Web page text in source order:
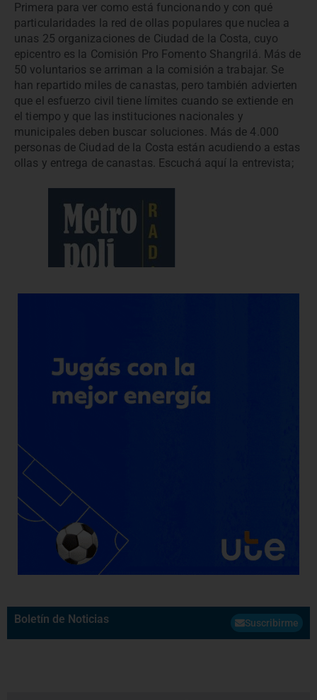
Primera para ver como está funcionando y con qué
particularidades la red de ollas populares que nuclea a
unas 25 organizaciones de Ciudad de la Costa, cuyo
epicentro es la Comisión Pro Fomento Shangrilá. Más de
50 voluntarios se arriman a la comisión a trabajar. Se
han repartido miles de canastas, pero también advierten
que el esfuerzo civil tiene límites cuando se extiende en
el tiempo y que las instituciones nacionales y
municipales deben buscar soluciones. Más de 4.000
personas de Ciudad de la Costa están acudiendo a estas
ollas y entrega de canastas. Escuchá aquí la entrevista;
Boletín de Noticias Suscribirme